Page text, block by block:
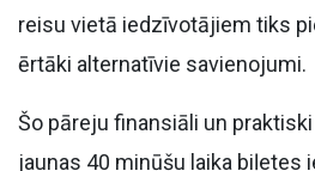
reisu vietā iedzīvotājiem tiks
ērtāki alternatīvie savienojumi.
Šo pāreju finansiāli un
jaunas 40 minūšu laika biļetes